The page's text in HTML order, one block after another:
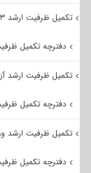
تکمیل ظرفیت ارشد ۱۴۰۳
دفترچه تکمیل ظرفیت
تکمیل ظرفیت ارشد آزاد
دفترچه تکمیل ظرفیت
تکمیل ظرفیت ارشد
دفترچه تکمیل